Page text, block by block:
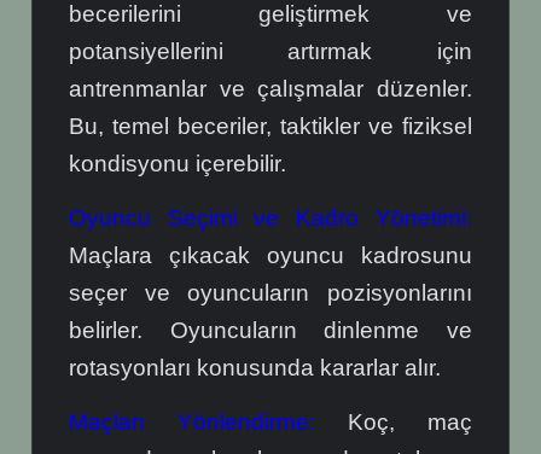
becerilerini geliştirmek ve
potansiyellerini artırmak için
antrenmanlar ve çalışmalar düzenler.
Bu, temel beceriler, taktikler ve fiziksel
kondisyonu içerebilir.
Oyuncu Seçimi ve Kadro Yönetimi:
Maçlara çıkacak oyuncu kadrosunu
seçer ve oyuncuların pozisyonlarını
belirler. Oyuncuların dinlenme ve
rotasyonları konusunda kararlar alır.
Maçları Yönlendirme: Koç, maç